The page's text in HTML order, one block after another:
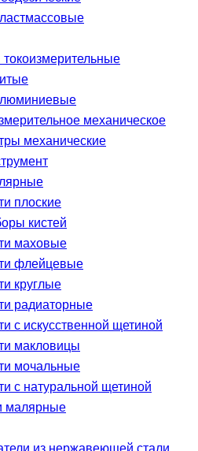
механическое
механические
плоские
кистей
маховые
флейцевые
круглые
радиаторные
с искусственной щетиной
макловицы
мочальные
с натуральной щетиной
малярные